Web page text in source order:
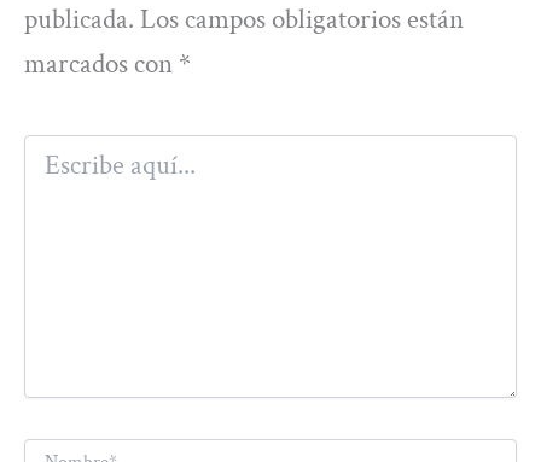
publicada. Los campos obligatorios están
marcados con *
Escribe
aquí...
Nombre*